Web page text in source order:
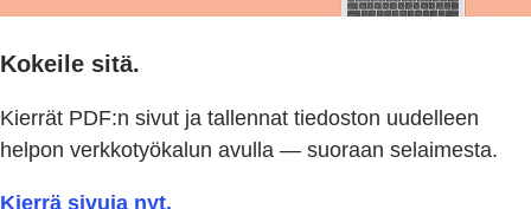
Kokeile sitä.
Kierrät PDF:n sivut ja tallennat tiedoston uudelleen
helpon verkkotyökalun avulla — suoraan selaimesta.
Kierrä sivuja nyt.